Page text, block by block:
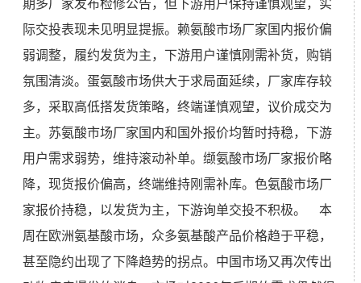
期多厂家发布检修公告，但下游用户保持谨慎观望，实
际交投表现未见明显提振。赖氨酸市场厂家国内报价偏
弱调整，履约发货为主，下游用户谨慎刚需补货，购销
氛围清淡。蛋氨酸市场供大于求局面延续，厂家库存较
多，采取高低搭发货策略，终端谨慎观望，议价成交为
主。苏氨酸市场厂家国内和国外报价均暂时持稳，下游
用户需求弱势，维持滚动补单。缬氨酸市场厂家报价略
降，现货报价偏高，终端维持刚需补库。色氨酸市场厂
家报价持稳，以发货为主，下游询单交投不积极。 本
周在欧洲氨基酸市场，众多氨基酸产品价格趋于平稳，
甚至隐约出现了下降趋势的拐点。中国市场又再次传出